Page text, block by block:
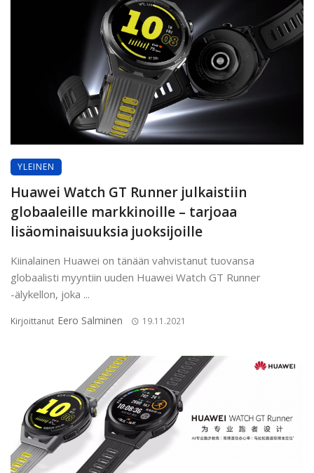
YLEINEN
Huawei Watch GT Runner julkaistiin
globaaleille markkinoille – tarjoaa
lisäominaisuuksia juoksijoille
Kiinalainen Huawei on tänään vahvistanut tuovansa
globaalisti myyntiin uuden Huawei Watch GT Runner
-älykellon, joka ...
Kirjoittanut Eero Salminen 19.11.2021